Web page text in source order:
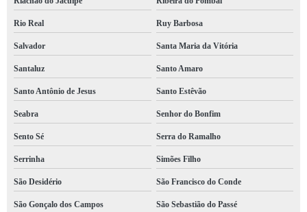
cotação de segurança trabalho Itamaraju
segurança do trabalho mapa de risco orçamento Bonfim
segurança do trabalho linha de vida orçamento Liberdade
segurança do trabalho pcmso preço Dias d Ávila
segurança do trabalho pgr orçamento Itaigara
segurança e medicina do trabalho orçamento Jaguaquara
Rio Real Ruy Barbosa
Salvador Santa Maria da Vitória
Santaluz Santo Amaro
Santo Antônio de Jesus Santo Estêvão
Seabra Senhor do Bonfim
Sento Sé Serra do Ramalho
Serrinha Simões Filho
São Desidério São Francisco do Conde
São Gonçalo dos Campos São Sebastião do Passé